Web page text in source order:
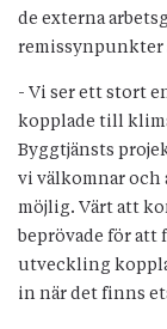
de externa
remissynpunkter
- Vi ser ett stort
kopplade till
Byggtjänsts
vi välkomnar och
möjlig. Värt att
beprövade för att
utveckling
in när det finns